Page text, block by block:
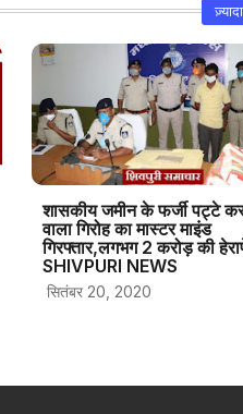
शासकीय जमीन के फर्जी पट्टे
वाला गिरोह का मास्टर माइंड
गिरफ्तार,लगभग 2 करोड़ की
SHIVPURI NEWS
सितंबर 20, 2020